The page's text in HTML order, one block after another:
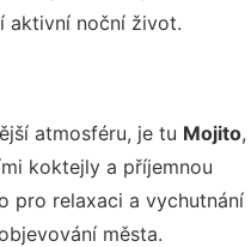
aktivní noční život.
atmosféru, je tu Mojito,
koktejly a příjemnou
pro relaxaci a vychutnání
města.